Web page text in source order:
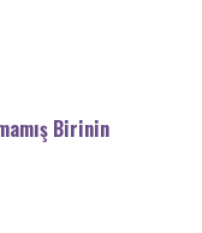
Birinin